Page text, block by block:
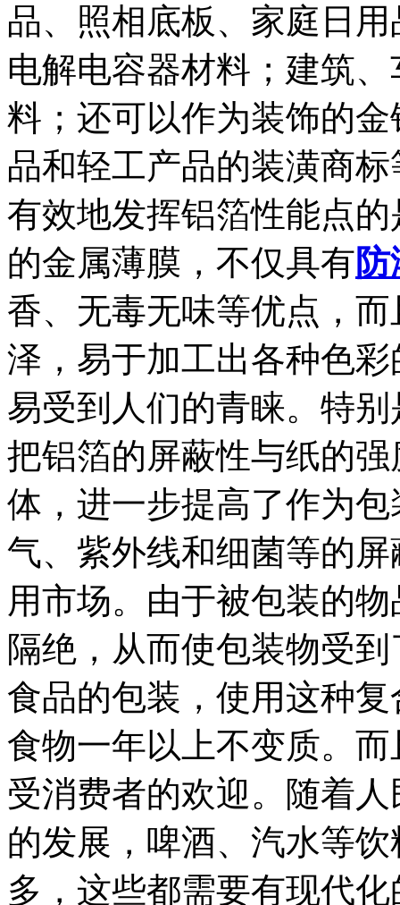
品、照相底板、家庭日
电解电容器材料；建筑
料；还可以作为装饰的金
品和轻工产品的装潢商
有效地发挥铝箔性能点
的金属薄膜，不仅具有
香、无毒无味等优点，
泽，易于加工出各种色
易受到人们的青睐。特
把铝箔的屏蔽性与纸的
体，进一步提高了作为
气、紫外线和细菌等的
用市场。由于被包装的
隔绝，从而使包装物受
食品的包装，使用这种
食物一年以上不变质。
受消费者的欢迎。随着
的发展，啤酒、汽水等
多，这些都需要有现代